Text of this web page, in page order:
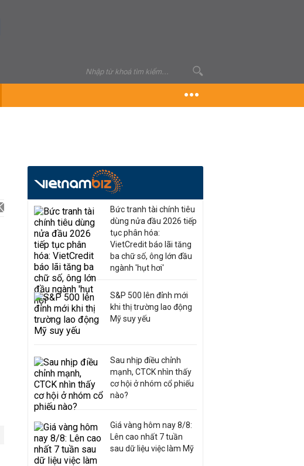
Bức tranh tài chính tiêu
dùng nửa đầu 2026 tiếp
tục phân hóa:
VietCredit báo lãi tăng
ba chữ số, ông lớn đầu
ngành 'hụt hơi'
S&P 500 lên đỉnh mới
khi thị trường lao động
Mỹ suy yếu
Sau nhịp điều chỉnh
mạnh, CTCK nhìn thấy
cơ hội ở nhóm cổ phiếu
nào?
Giá vàng hôm nay 8/8:
Lên cao nhất 7 tuần
sau dữ liệu việc làm Mỹ